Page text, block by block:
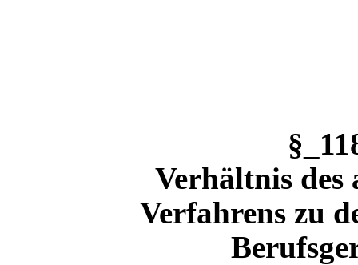
Verhältnis des
Verfahrens zu